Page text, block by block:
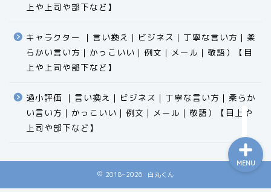
上や上司や部下など】​​​​​​​​​​​​​​​​
キャラクター ｜言い換え｜ビジネス｜丁寧な言い方｜柔
らかい言い方｜かっこいい｜例文｜メール｜敬語）【目
上や上司や部下など】​​​​​​​​​​​​​​​​
過小評価 ｜言い換え｜ビジネス｜丁寧な言い方｜柔らか
い言い方｜かっこいい｜例文｜メール｜敬語）【目上や
上司や部下など】​​​​​​​​​​​​​​​​
2018–2026 白丸くん
MENU
科学
ビジネス用語